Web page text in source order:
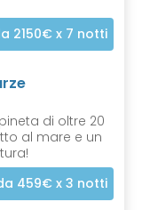
2150€ x 7 notti
di oltre 20
al mare e un
459€ x 3 notti